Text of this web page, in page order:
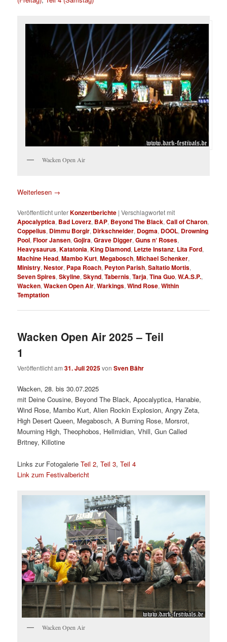
Wacken Open Air
Weiterlesen →
Veröffentlicht unterKonzertberichte |Verschlagwortet mit
Apocalyptica, Bad Loverz, BAP, Beyond The Black,Call of Charon,
Coppelius, Dimmu Borgir, Dirkschneider, Dogma, DOOL, Drowning
Pool,Floor Jansen,Gojira,Grave Digger,Guns n‘ Roses,
Heavysaurus,Katatonia,King Diamond, Letzte Instanz, Lita Ford,
Machine Head,Mambo Kurt,Megabosch,Michael Schenker,
Ministry,Nestor, Papa Roach, Peyton Parish,Saltatio Mortis,
Seven Spires,Skyline,Skynd,Tabernis,Tarja,Tina Guo,W.A.S.P.,
Wacken,Wacken Open Air,Warkings,Wind Rose,Within
Temptation
Wacken Open Air 2025 – Teil
1
Veröffentlicht am31. Juli 2025vonSven Bähr
Wacken, 28. bis 30.07.2025
mit Deine Cousine, Beyond The Black, Apocalyptica, Hanabie,
Wind Rose, Mambo Kurt, Alien Rockin Explosion, Angry Zeta,
High Desert Queen, Megabosch, A Burning Rose, Morsrot,
Mourning High, Theophobos, Hellmidian, Vhill, Gun Called
Britney, Killotine
Links zur FotogalerieTeil 2,Teil 3,Teil 4
Link zum Festivalbericht
Wacken Open Air